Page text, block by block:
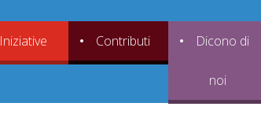
Iniziative Contributi Dicono di
noi